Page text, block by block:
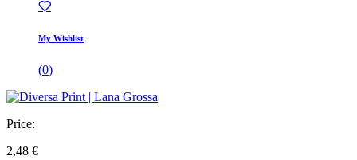
My Wishlist
(0)
Price:
2,48 €